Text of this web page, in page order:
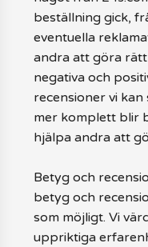
beställning gick,
eventuella
andra att göra
negativa och
recensioner vi
mer komplett blir
hjälpa andra att
Betyg och
betyg och
som möjligt. Vi
uppriktiga